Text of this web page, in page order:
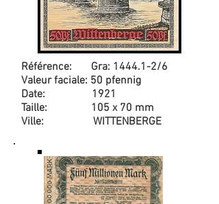
Référence: Gra: 1444.1-2/6
Valeur faciale: 50 pfennig
Date: 1921
Taille: 105 x 70 mm
Ville: WITTENBERGE